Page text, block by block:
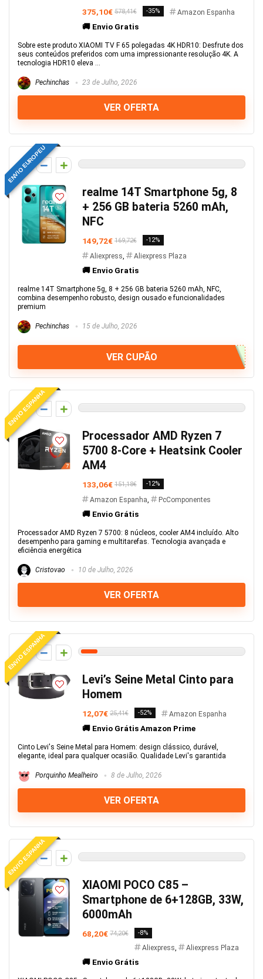
375,10€ 578,41€ -35% Amazon Espanha
🚚 Envio Gratis
Sobre este produto XIAOMI TV F 65 polegadas 4K HDR10: Desfrute dos
seus conteúdos preferidos com uma impressionante resolução 4K. A
tecnologia HDR10 eleva ...
Pechinchas 23 de Julho, 2026
VER OFERTA
ENVIO EUROPEU
0
realme 14T Smartphone 5g, 8
+ 256 GB bateria 5260 mAh,
NFC
149,72€ 169,72€ -12%
Aliexpress, Aliexpress Plaza
🚚 Envio Gratis
realme 14T Smartphone 5g, 8 + 256 GB bateria 5260 mAh, NFC,
combina desempenho robusto, design ousado e funcionalidades
premium
Pechinchas 15 de Julho, 2026
VER CUPÃO
ENVIO ESPANHA
0
Processador AMD Ryzen 7
5700 8-Core + Heatsink Cooler
AM4
133,06€ 151,18€ -12%
Amazon Espanha, PcComponentes
🚚 Envio Grátis
Processador AMD Ryzen 7 5700: 8 núcleos, cooler AM4 incluído. Alto
desempenho para gaming e multitarefas. Tecnologia avançada e
eficiência energética
Cristovao 10 de Julho, 2026
VER OFERTA
ENVIO ESPANHA
5
Levi’s Seine Metal Cinto para
Homem
12,07€ 25,41€ -52% Amazon Espanha
🚚 Envio Grátis Amazon Prime
Cinto Levi's Seine Metal para Homem: design clássico, durável,
elegante, ideal para qualquer ocasião. Qualidade Levi's garantida
Porquinho Mealheiro 8 de Julho, 2026
VER OFERTA
ENVIO ESPANHA
0
XIAOMI POCO C85 –
Smartphone de 6+128GB, 33W,
6000mAh
68,20€ 74,20€ -8%
Aliexpress, Aliexpress Plaza
🚚 Envio Grátis